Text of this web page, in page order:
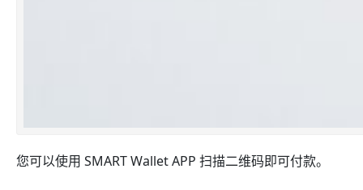
您可以使用 SMART Wallet APP 扫描二维码即可付款。